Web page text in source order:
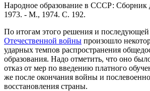
Народное образование в СССР:
1973. - М., 1974. С. 192.
По итогам этого решения и последующей
Отечественной войны произошло
ударных темпов распространения
образования. Надо отметить, что оно
отказ от мер по введению платного
же после окончания войны и
восстановления страны.